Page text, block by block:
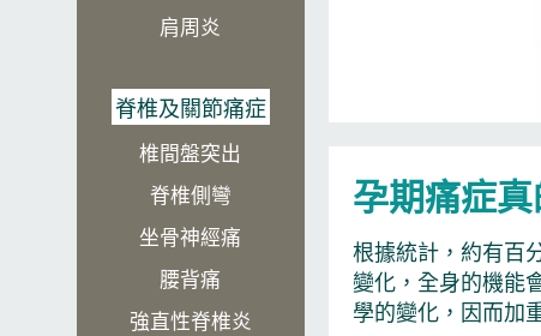
肩周炎
脊椎及關節痛症
椎間盤突出
脊椎側彎
坐骨神經痛​
腰背痛
強直性脊椎炎
孕期痛症
根據統計，約有百
變化，全身的機能
學的變化，因而加